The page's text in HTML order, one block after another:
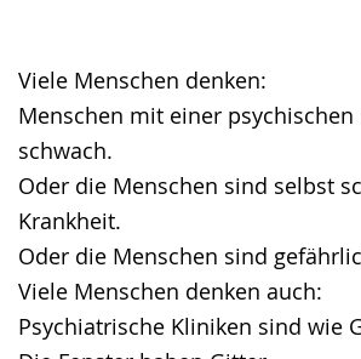
angezeigt.
Viele Menschen denken:
Menschen mit einer
schwach.
Oder die Menschen sind selbst
Krankheit.
Oder die Menschen sind
Viele Menschen denken auch:
Psychiatrische Kliniken sind wie